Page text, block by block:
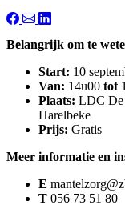
Belangrijk om te
Start: 10
Van: 14u00 tot
Plaats: LDC De
Harelbeke
Prijs: Gratis
Meer informatie en
E
T 056 73 51 80